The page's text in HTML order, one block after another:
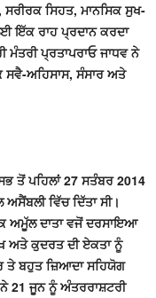
ਸਿਹਤ, ਮਾਨਸਿਕ ਸੁਖ-
ਇੱਕ ਰਾਹ ਪ੍ਰਦਾਨ ਕਰਦਾ
ਮੰਤਰੀ ਪ੍ਰਤਾਪਰਾਓ ਜਾਧਵ ਨੇ
ਅਹਿਸਾਸ, ਸੰਸਾਰ ਅਤੇ
ਤੋਂ ਪਹਿਲਾਂ 27 ਸਤੰਬਰ 2014
ਵਿੱਚ ਦਿੱਤਾ ਸੀ।
ਅਮੂੱਲ ਦਾਤਾ ਵਜੋਂ ਦਰਸਾਇਆ
ਅਤੇ ਕੁਦਰਤ ਦੀ ਏਕਤਾ ਨੂੰ
ਤੇ ਬਹੁਤ ਜ਼ਿਆਦਾ ਸਹਿਯੋਗ
21 ਜੂਨ ਨੂੰ ਅੰਤਰਰਾਸ਼ਟਰੀ